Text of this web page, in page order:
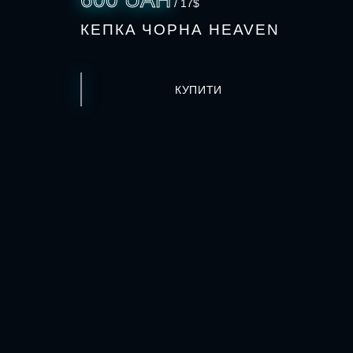
/ 17$
КЕПКА ЧОРНА HEAVEN
КУПИТИ